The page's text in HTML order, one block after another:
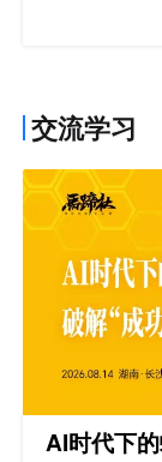
交流学习
AI时代下